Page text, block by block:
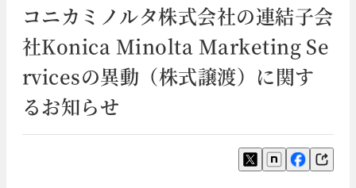
コニカミノルタ株式会社の連結子会
社Konica Minolta Marketing Se
rvicesの異動（株式譲渡）に関す
るお知らせ